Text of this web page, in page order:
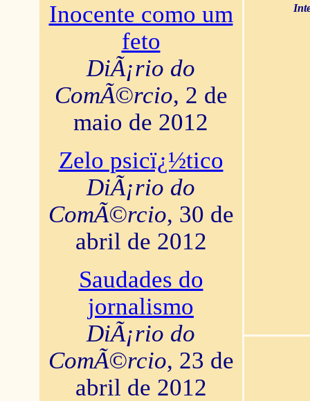
Inocente como um
feto
DiÃ¡rio do
ComÃ©rcio, 2 de
maio de 2012
Zelo psicï¿½tico
DiÃ¡rio do
ComÃ©rcio, 30 de
abril de 2012
Saudades do
jornalismo
DiÃ¡rio do
ComÃ©rcio, 23 de
abril de 2012